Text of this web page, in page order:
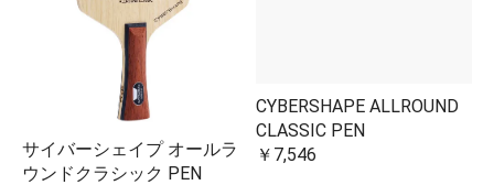
サイバーシェイプ オールラ
ウンドクラシック PEN
CYBERSHAPE ALLROUND
CLASSIC PEN
￥7,546